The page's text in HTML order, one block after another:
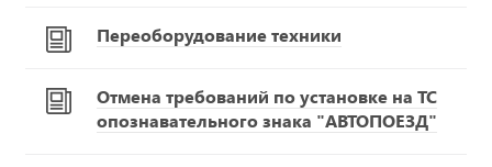
Переоборудование техники
Отмена требований по установке на ТС
опознавательного знака "АВТОПОЕЗД"